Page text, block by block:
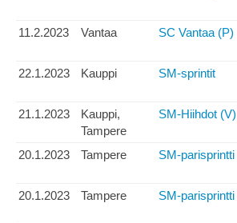
11.2.2023 Vantaa SC Vantaa (P)
22.1.2023 Kauppi SM-sprintit
21.1.2023
Kauppi,
Tampere
SM-Hiihdot (V)
20.1.2023
Tampere SM-parisprintti
20.1.2023
Tampere SM-parisprintti